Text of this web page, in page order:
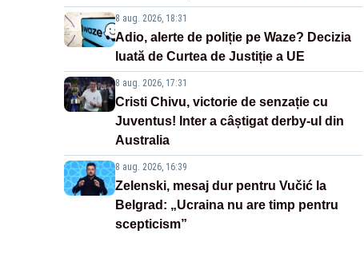
8 aug. 2026, 18:31
Adio, alerte de poliție pe Waze? Decizia
luată de Curtea de Justiție a UE
8 aug. 2026, 17:31
Cristi Chivu, victorie de senzație cu
Juventus! Inter a câștigat derby-ul din
Australia
8 aug. 2026, 16:39
Zelenski, mesaj dur pentru Vučić la
Belgrad: „Ucraina nu are timp pentru
scepticism”